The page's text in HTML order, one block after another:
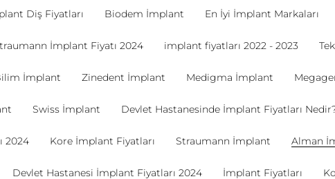
Diş Fiyatları Biodem İmplant En İyi İmplant Markaları
İmplant Fiyatı 2024 implant fiyatları 2022 - 2023
İmplant Zinedent İmplant Medigma İmplant
Swiss İmplant Devlet Hastanesinde İmplant Fiyatları
2024 Kore İmplant Fiyatları Straumann İmplant Alman
Devlet Hastanesi İmplant Fiyatları 2024 İmplant Fiyatları